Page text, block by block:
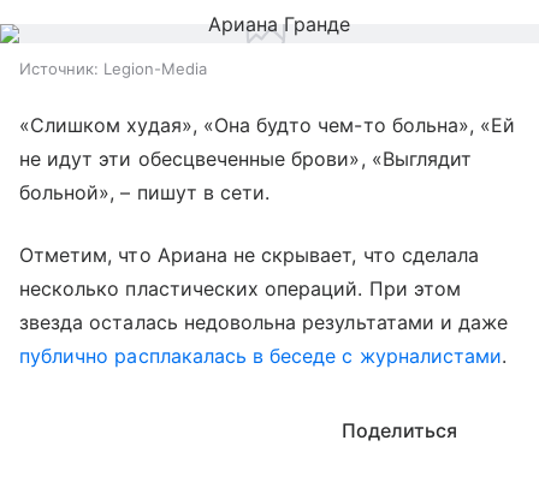
Источник: Legion-Media
«Слишком худая», «Она будто чем-то больна», «Ей
не идут эти обесцвеченные брови», «Выглядит
больной», – пишут в сети.
Отметим, что Ариана не скрывает, что сделала
несколько пластических операций. При этом
звезда осталась недовольна результатами и даже
публично расплакалась в беседе с журналистами.
Поделиться